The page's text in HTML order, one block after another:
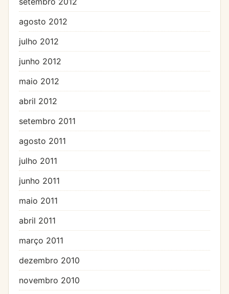
agosto 2012
julho 2012
junho 2012
maio 2012
abril 2012
setembro 2011
agosto 2011
julho 2011
junho 2011
maio 2011
abril 2011
março 2011
dezembro 2010
novembro 2010